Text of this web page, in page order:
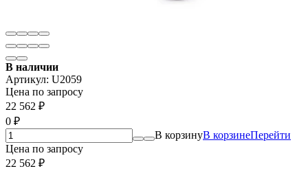
В наличии
Артикул: U2059
Цена по запросу
22 562 ₽
0 ₽
В корзинуВ корзинеПерейти
Цена по запросу
22 562 ₽